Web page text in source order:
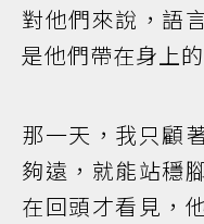
對他們來說，語
是他們帶在身上
那一天，我只顧
夠遠，就能站穩
在回頭才看見，